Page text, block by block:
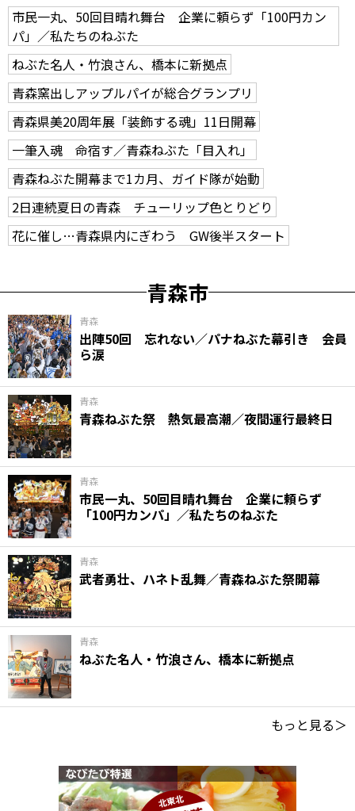
市民一丸、50回目晴れ舞台 企業に頼らず「100円カン
パ」／私たちのねぶた
ねぶた名人・竹浪さん、橋本に新拠点
青森窯出しアップルパイが総合グランプリ
青森県美20周年展「装飾する魂」11日開幕
一筆入魂 命宿す／青森ねぶた「目入れ」
青森ねぶた開幕まで1カ月、ガイド隊が始動
2日連続夏日の青森 チューリップ色とりどり
花に催し…青森県内にぎわう GW後半スタート
青森市
青森
出陣50回 忘れない／パナねぶた幕引き 会員
ら涙
青森
青森ねぶた祭 熱気最高潮／夜間運行最終日
青森
市民一丸、50回目晴れ舞台 企業に頼らず
「100円カンパ」／私たちのねぶた
青森
武者勇壮、ハネト乱舞／青森ねぶた祭開幕
青森
ねぶた名人・竹浪さん、橋本に新拠点
もっと見る＞